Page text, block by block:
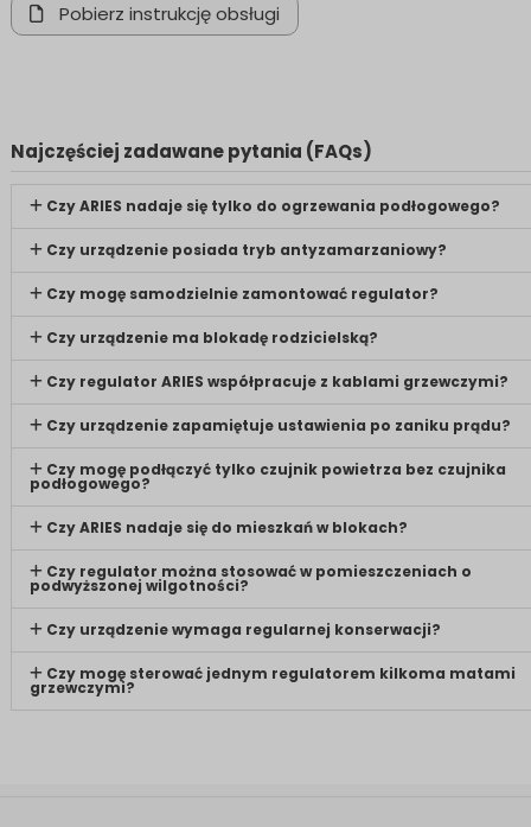
Pobierz instrukcję obsługi
Najczęściej zadawane pytania (FAQs)
Czy ARIES nadaje się tylko do ogrzewania podłogowego?
Czy urządzenie posiada tryb antyzamarzaniowy?
Czy mogę samodzielnie zamontować regulator?
Czy urządzenie ma blokadę rodzicielską?
Czy regulator ARIES współpracuje z kablami grzewczymi?
Czy urządzenie zapamiętuje ustawienia po zaniku prądu?
Czy mogę podłączyć tylko czujnik powietrza bez czujnika
podłogowego?
Czy ARIES nadaje się do mieszkań w blokach?
Czy regulator można stosować w pomieszczeniach o
podwyższonej wilgotności?
Czy urządzenie wymaga regularnej konserwacji?
Czy mogę sterować jednym regulatorem kilkoma matami
grzewczymi?